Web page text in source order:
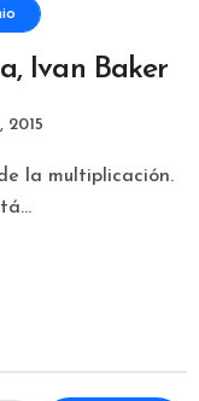
Ivan Baker
2015